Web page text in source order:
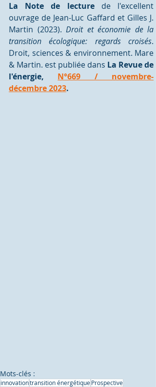
La Note de lecture de l'excellent
ouvrage de Jean-Luc Gaffard et Gilles J.
Martin (2023). Droit et économie de la
transition écologique: regards croisés.
Droit, sciences & environnement. Mare
& Martin. est publiée dans La Revue de
l'énergie, N°669 / novembre-
décembre 2023.
Mots-clés :
innovationtransition énergétiqueProspective